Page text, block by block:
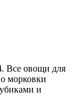
Все овощи для
морковки
и